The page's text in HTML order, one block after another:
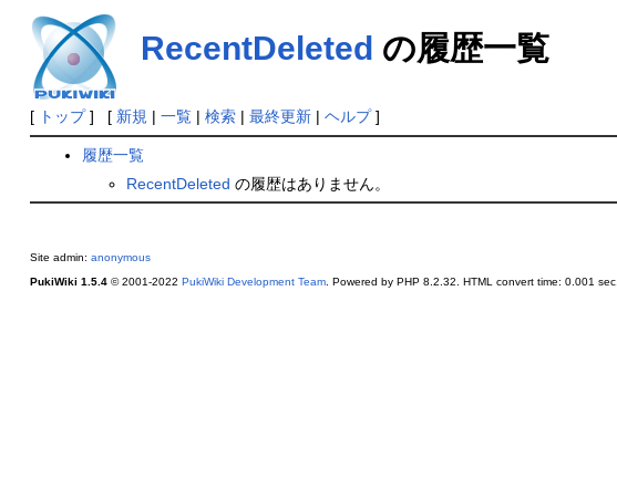
RecentDeleted の履歴一覧
[ トップ] [ 新規 | 一覧| 検索| 最終更新| ヘルプ]
履歴一覧
RecentDeleted の履歴はありません。
Site admin: anonymous
PukiWiki 1.5.4© 2001-2022 PukiWiki Development Team. Powered by PHP 8.2.32. HTML convert time: 0.001 sec.